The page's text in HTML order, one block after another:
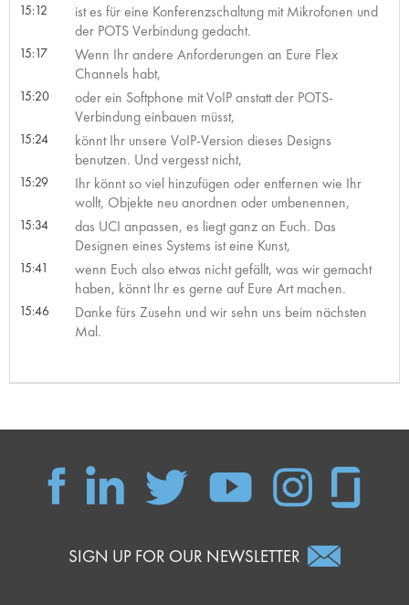
15:12
ist es für eine Konferenzschaltung mit Mikrofonen und
der POTS Verbindung gedacht.
15:17
Wenn Ihr andere Anforderungen an Eure Flex
Channels habt,
15:20
oder ein Softphone mit VoIP anstatt der POTS-
Verbindung einbauen müsst,
15:24
könnt Ihr unsere VoIP-Version dieses Designs
benutzen. Und vergesst nicht,
15:29
Ihr könnt so viel hinzufügen oder entfernen wie Ihr
wollt, Objekte neu anordnen oder umbenennen,
15:34
das UCI anpassen, es liegt ganz an Euch. Das
Designen eines Systems ist eine Kunst,
15:41
wenn Euch also etwas nicht gefällt, was wir gemacht
haben, könnt Ihr es gerne auf Eure Art machen.
15:46
Danke fürs Zusehn und wir sehn uns beim nächsten
Mal.
SIGN UP FOR OUR NEWSLETTER